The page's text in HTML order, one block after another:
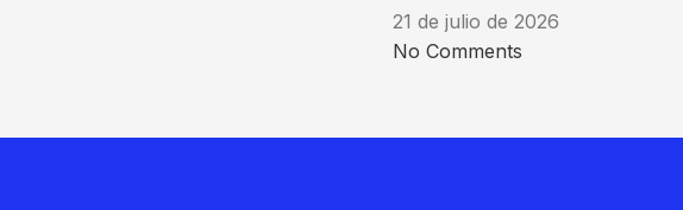
21 de julio de 2026
No Comments